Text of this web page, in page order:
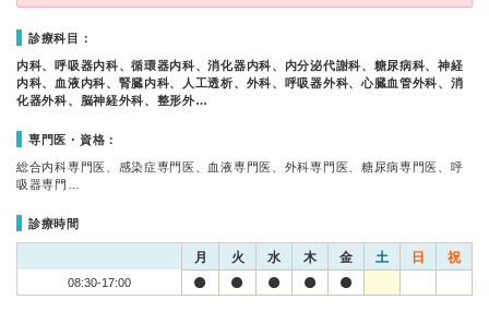
診療科目：
内科、呼吸器内科、循環器内科、消化器内科、内分泌代謝科、糖尿病科、神経
内科、血液内科、腎臓内科、人工透析、外科、呼吸器外科、心臓血管外科、消
化器外科、脳神経外科、整形外…
専門医・資格：
総合内科専門医、感染症専門医、血液専門医、外科専門医、糖尿病専門医、呼
吸器専門…
診療時間
月 火 水 木 金 土 日 祝
08:30-17:00